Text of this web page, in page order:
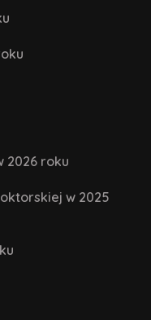
2026 roku
w 2025